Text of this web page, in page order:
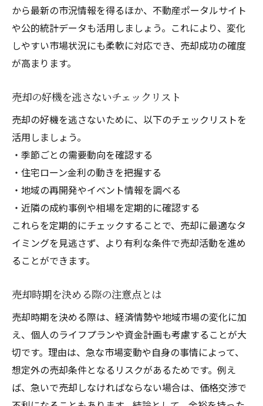
から最新の市況情報を得るほか、不動産ポータルサイト
や公的統計データも活用しましょう。これにより、変化
しやすい市場状況にも柔軟に対応でき、売却成功の確度
が高まります。
売却の好機を逃さないチェックリスト
売却の好機を逃さないために、以下のチェックリストを
活用しましょう。
・季節ごとの需要動向を確認する
・住宅ローン金利の動きを把握する
・地域の再開発やイベント情報を調べる
・近隣の成約事例や相場を定期的に確認する
これらを定期的にチェックすることで、売却に最適なタ
イミングを見逃さず、より有利な条件で売却活動を進め
ることができます。
売却時期を決める際の注意点とは
売却時期を決める際は、経済情勢や地域市場の変化に加
え、個人のライフプランや資金計画も考慮することが大
切です。理由は、急な市場変動や自身の事情によって、
想定外の売却条件となるリスクがあるためです。例え
ば、急いで売却しなければならない場合は、価格交渉で